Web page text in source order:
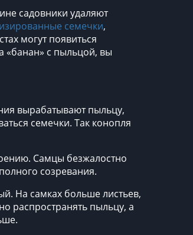
садовники удаляют
семечки,
могут появиться
«банан» с пыльцой, вы
вырабатывают пыльцу,
семечки. Так конопля
Самцы безжалостно
созревания.
На самках больше листьев,
распространять пыльцу, а